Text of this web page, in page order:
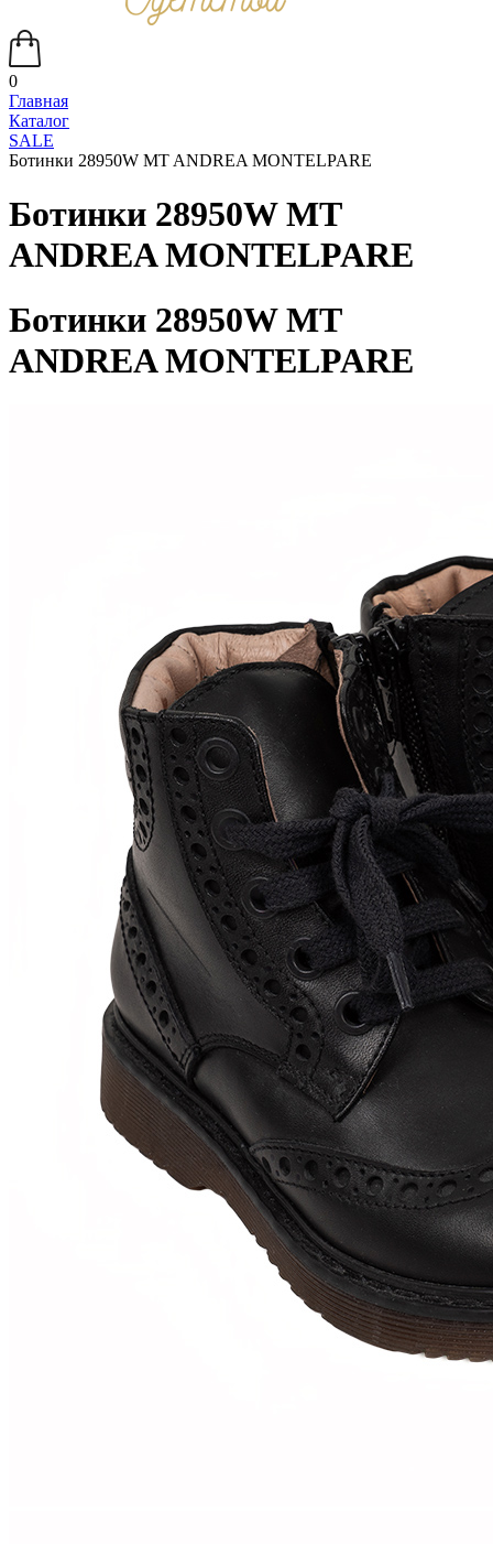
0
Главная
Каталог
SALE
Ботинки 28950W MT ANDREA MONTELPARE
Ботинки 28950W MT
ANDREA MONTELPARE
Ботинки 28950W MT
ANDREA MONTELPARE